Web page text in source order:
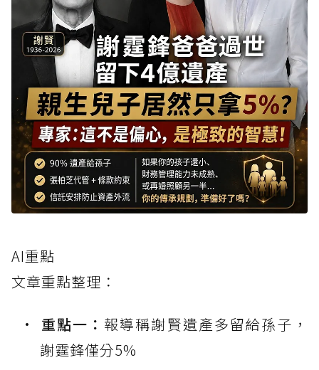
AI重點
文章重點整理：
重點一： 報導稱謝賢遺產多留給孫子，
謝霆鋒僅分5%